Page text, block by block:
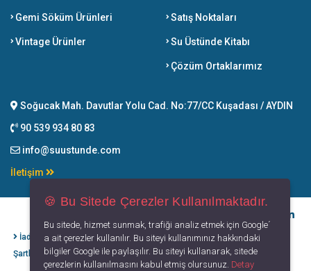
Gemi Söküm Ürünleri
Vintage Ürünler
Satış Noktaları
Su Üstünde Kitabı
Çözüm Ortaklarımız
Soğucak Mah. Davutlar Yolu Cad. No:77/CC Kuşadası / AYDIN
90 539 934 80 83
info@suustunde.com
İletişim
İade İptal
Şartları
Kişisel Verilerin
Korunması
Gizlilik
Politikası
Kullanım
Koşulları
🍪 Bu Sitede Çerezler Kullanılmaktadır.
Bu sitede, hizmet sunmak, trafiği analiz etmek için Google´
a ait çerezler kullanılır. Bu siteyi kullanımınız hakkındaki
bilgiler Google ile paylaşılır. Bu siteyi kullanarak, sitede
çerezlerin kullanılmasını kabul etmiş olursunuz. Detay